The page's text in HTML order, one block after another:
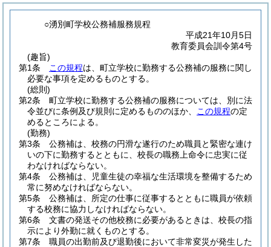
○湧別町学校公務補服務規程
平成21年10月5日
教育委員会訓令第4号
(趣旨)
第1条
この規程は、町立学校に勤務する公務補の服務に関し
必要な事項を定めるものとする。
(総則)
第2条
町立学校に勤務する公務補の服務については、別に法
令並びに条例及び規則に定めるもののほか、
この規程の定
めるところによる。
(勤務)
第3条
公務補は、校務の円滑な遂行のため職員と緊密な連け
いの下に勤務するとともに、校長の職務上命令に忠実に従
わなければならない。
第4条
公務補は、児童生徒の幸福な生活環境を整備するため
常に努めなければならない。
第5条
公務補は、所定の仕事に従事するとともに職員が依頼
する校務に協力しなければならない。
第6条
文書の発送その他校務に必要があるときは、校長の指
示により外勤に就くものとする。
第7条
職員の出勤前及び退勤後において非常変災が発生した